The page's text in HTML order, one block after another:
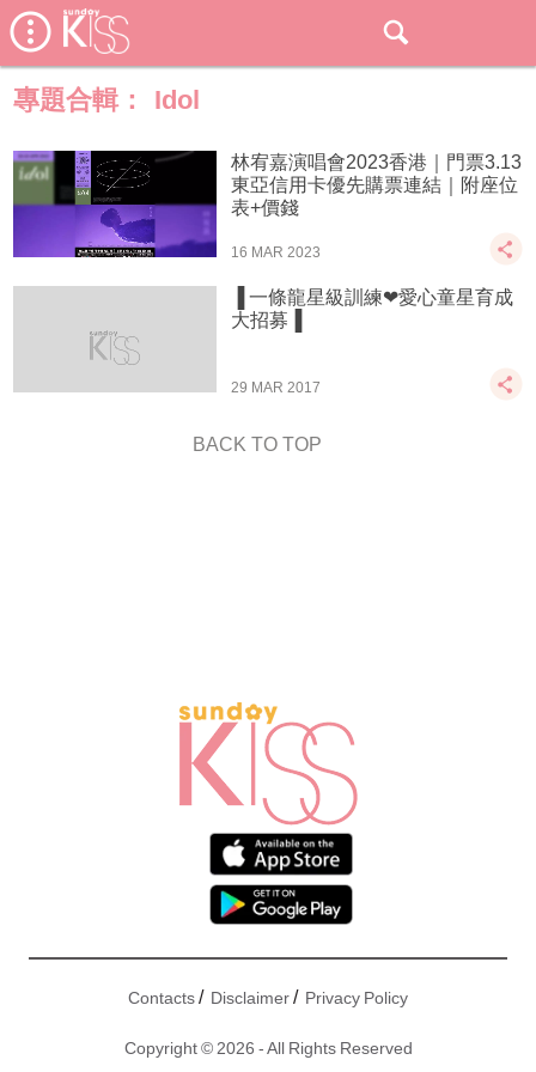
專題合輯： Idol
林宥嘉演唱會2023香港｜門票3.13
東亞信用卡優先購票連結｜附座位
表+價錢
16 MAR 2023
▐ 一條龍星級訓練❤愛心童星育成
大招募▐
29 MAR 2017
BACK TO TOP
Contacts/ Disclaimer/ Privacy Policy
Copyright © 2026 - All Rights Reserved